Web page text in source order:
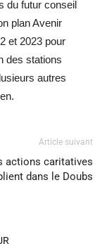
du futur conseil
plan Avenir
et 2023 pour
des stations
autres
Article suivant
actions caritatives
dans le Doubs